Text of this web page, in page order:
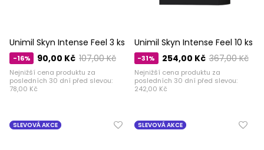
Unimil Skyn ​​​​Intense Feel 3 ks
-16% 107,00 Kč
90,00 Kč
Nejnižší cena produktu za
posledních 30 dní před slevou:
78,00 Kč
Unimil Skyn ​​​​Intense Feel 10 ks
-31% 367,00 Kč
254,00 Kč
Nejnižší cena produktu za
posledních 30 dní před slevou:
242,00 Kč
SLEVOVÁ AKCE SLEVOVÁ AKCE